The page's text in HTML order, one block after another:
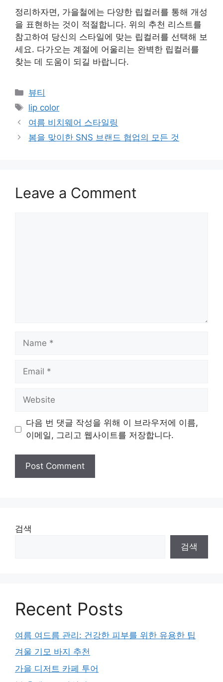
정리하자면, 가을철에는 다양한 립컬러를 통해 개성
을 표현하는 것이 적절합니다. 위의 추천 리스트를
참고하여 당신의 스타일에 맞는 립컬러를 선택해 보
세요. 다가오는 계절에 어울리는 완벽한 립컬러를
찾는 데 도움이 되길 바랍니다.
Categories
뷰티
Tags
lip color
여름 비치웨어 스타일링
봄을 맞이한 SNS 브랜드 협업의 모든 것
Leave a Comment
Name
Email
Website
다음 번 댓글 작성을 위해 이 브라우저에 이름,
이메일, 그리고 웹사이트를 저장합니다.
검색
검색
Recent Posts
여름 여드름 관리: 건강한 피부를 위한 유용한 팁
겨울 기모 바지 추천
가을 디저트 카페 투어